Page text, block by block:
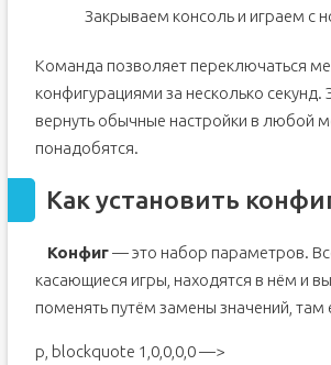
Закрываем консоль и играем с
Команда позволяет переключаться
конфигурациями за несколько секунд.
вернуть обычные настройки в любой
понадобятся.
Как установить
Конфиг— это набор параметров.
касающиеся игры, находятся в нём и
поменять путём замены значений, там
p, blockquote 1,0,0,0,0 —>